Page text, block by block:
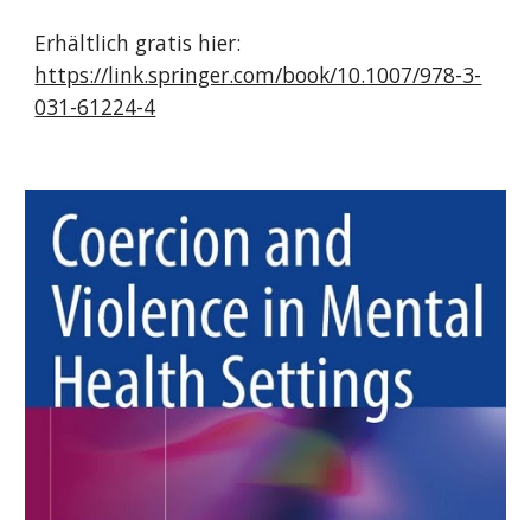
Erhältlich gratis hier:
https://link.springer.com/book/10.1007/978-3-
031-61224-4